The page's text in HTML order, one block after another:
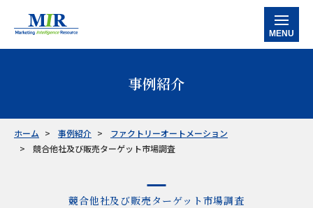
MENU
サービス
事例紹介
ホーム 事例紹介
ファクトリーオートメーション
競合他社及び販売ターゲット市場調査
競合他社及び販売ターゲット市場調査